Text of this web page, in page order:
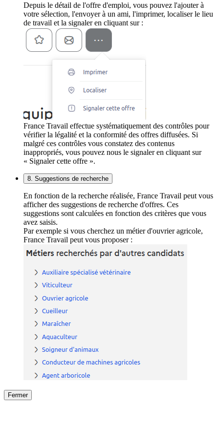
Depuis le détail de l'offre d'emploi, vous pouvez l'ajouter à
votre sélection, l'envoyer à un ami, l'imprimer, localiser le lieu
de travail et la signaler en cliquant sur :
France Travail effectue systématiquement des contrôles pour
vérifier la légalité et la conformité des offres diffusées. Si
malgré ces contrôles vous constatez des contenus
inappropriés, vous pouvez nous le signaler en cliquant sur
« Signaler cette offre ».
8. Suggestions de recherche
En fonction de la recherche réalisée, France Travail peut vous
afficher des suggestions de recherche d'offres. Ces
suggestions sont calculées en fonction des critères que vous
avez saisis.
Par exemple si vous cherchez un métier d'ouvrier agricole,
France Travail peut vous proposer :
Fermer